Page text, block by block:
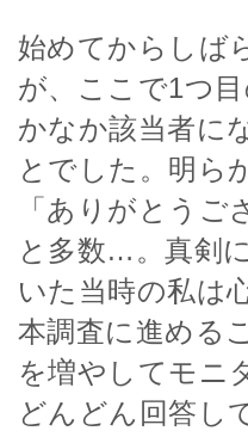
始めてからしば
が、ここで1つ
かなか該当者に
とでした。明ら
「ありがとう
と多数…。真剣
いた当時の私は
本調査に進める
を増やしてモニ
どんどん回答し